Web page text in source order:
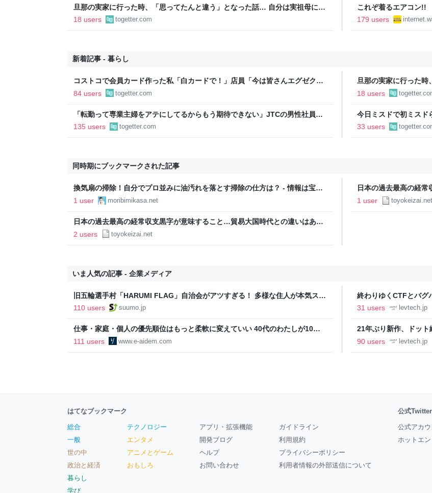
旦那の実家に行った時、「思ってたんと違う」となった話… 自分は実祖母に
「嫁いだらお客様じゃないから。恥じぬようしっかり働け」と言われていたの
で、嫁ぎ先で嫌われたら終わりと思い、張り切っていた
18 users togetter.com
これぞ着るエアコン!!
水冷ベストがロードバ
【空いた時間でなにし
179 users
新着記事 - 暮らし
コストコで会員カード作った私「白カードで！」店員「今は皆さんエグゼクテ
ィブカードしか作りませんけど？」→コストコのカード勧誘はやたら圧が強い
84 users togetter.com
旦那の実家に行った
「嫁いだらお客様じゃ
18 users
「転勤って専業主婦をアテにしてるからもう期待できない」JTCの男性社員が
転勤を命じられるも「妻は3倍稼いでるので、それなら辞める」と言ったら、
135 users togetter.com
今日ミスドで初ミスド
たんですけど…これは
33 users
同時期にブックマークされた記事
換気扇の掃除！自分でプロ並みに油汚れを落とす掃除の仕方は？ - 情報は宝
物！気になることをチェックしよう！
1 user moribimikasa.net
日本の過去最高の経
りに大きい
1 user toyokeizai.net
日本の過去最高の経常収支黒字が意味すること…貿易大国時代との違いはあま
りに大きい
2 users toyokeizai.net
いま人気の記事 - 企業メディア
旧五輪選手村「HARUMI FLAG」自治会がアツすぎる！ 多様な住人が本気スキ
ルで挑む、盆踊り2万人集客や交通改善など“街の価値向上”戦略 東京・中央
110 users suumo.jp
終わりゆくCTFとバ
ること【フォーカス】
31 users levtech.jp
仕事・家庭・個人の優先順位はもっと柔軟に変えていい 40代のわたしが10年
後の自分に伝えたいこと - りっすん by イーアイデム
111 users www.e-aidem.com
21年ぶり新作、ドッ
ついて作者に聞く【フ
90 users levtech.jp
はてなブックマーク
総合
一般
世の中
政治と経済
暮らし
学び
テクノロジー
エンタメ
アニメとゲーム
おもしろ
アプリ・拡張機能
開発ブログ
ヘルプ
お問い合わせ
ガイドライン
利用規約
プライバシーポリシー
利用者情報の外部送信について
公式Twitter
公式アカウ
ホットエ